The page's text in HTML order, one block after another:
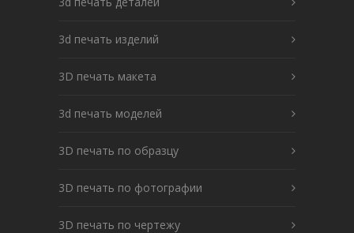
3d печать изделий
3D печать макета
3d печать моделей
3D печать по образцу
3D печать по фотографии
3D печать по чертежу